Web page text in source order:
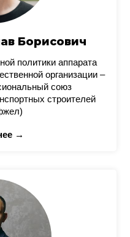
Борисович
политики аппарата
организации –
союз
строителей
→